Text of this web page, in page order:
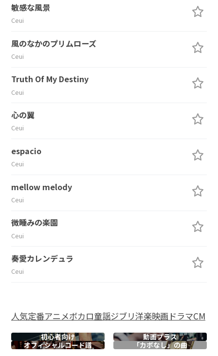
敏感な風景
Ceui
風のなかのプリムローズ
Ceui
Truth Of My Destiny
Ceui
心の翼
Ceui
espacio
Ceui
mellow melody
Ceui
微睡みの楽園
Ceui
奏愛カレンデュラ
Ceui
人気定番アニメボカロ童謡ジブリ洋楽映画ドラマCM
初心者向け
動画プラス
オフィシャルコード譜 「カポなし」の曲